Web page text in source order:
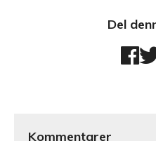
Del
Kommentarer